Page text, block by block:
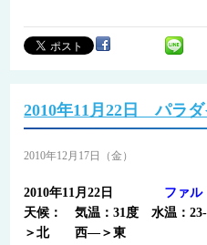
2010年11月22日 パラ
2010年12月17日（金）
2010年11月22日
ファル
天候： 気温：31度 水温：
＞北 西―＞東